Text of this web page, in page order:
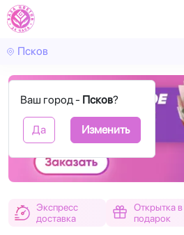
Псков
Ваш город - Псков?
Да Изменить
Назад
Экспресс
доставка
Открытка в
подарок